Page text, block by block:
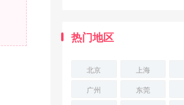
热门地区
北京 上海
广州
东莞